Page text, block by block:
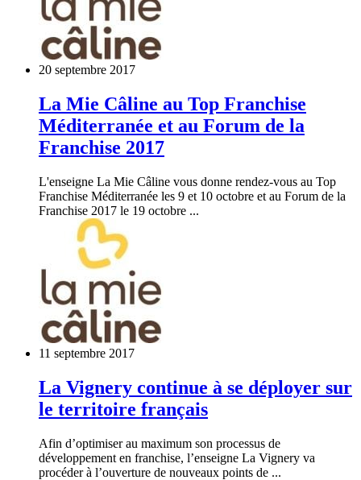
20 septembre 2017
La Mie Câline au Top Franchise
Méditerranée et au Forum de la
Franchise 2017
L'enseigne La Mie Câline vous donne rendez-vous au Top
Franchise Méditerranée les 9 et 10 octobre et au Forum de la
Franchise 2017 le 19 octobre ...
11 septembre 2017
La Vignery continue à se déployer sur
le territoire français
Afin d’optimiser au maximum son processus de
développement en franchise, l’enseigne La Vignery va
procéder à l’ouverture de nouveaux points de ...